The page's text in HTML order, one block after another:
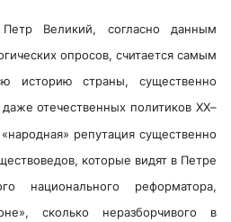
Великий, согласно данным
опросов, считается самым
историю страны, существенно
отечественных политиков ХХ–
репутация существенно
которые видят в Петре
национального реформатора,
сколько неразборчивого в